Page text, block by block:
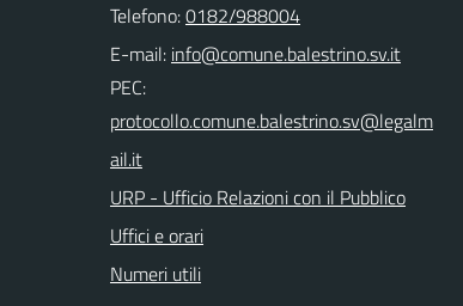
Telefono:0182/988004
E-mail:
PEC:
URP - Ufficio Relazioni con il Pubblico
Uffici e orari
Numeri utili